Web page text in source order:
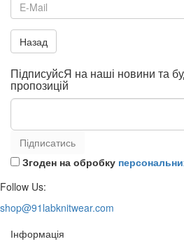
Назад
ПідписуйсЯ на наші новини та
пропозицій
Підписатись
Згоден на обробку
Follow Us:
shop@91labknitwear.com
Інформація